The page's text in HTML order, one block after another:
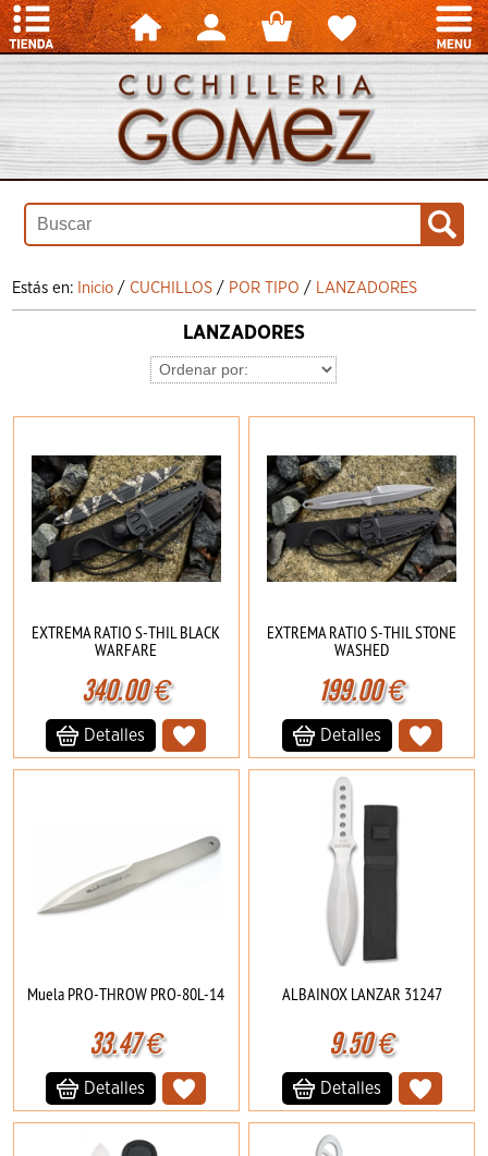
Estás en: Inicio /CUCHILLOS / POR TIPO / LANZADORES
LANZADORES
EXTREMA RATIO S-THIL BLACK
WARFARE
340.00€
Detalles
EXTREMA RATIO S-THIL STONE
WASHED
199.00€
Detalles
Muela PRO-THROW PRO-80L-14
33.47€
Detalles
ALBAINOX LANZAR 31247
9.50€
Detalles